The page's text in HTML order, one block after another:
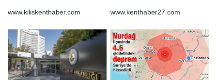
www.kiliskenthaber.com www.kenthaber27.com